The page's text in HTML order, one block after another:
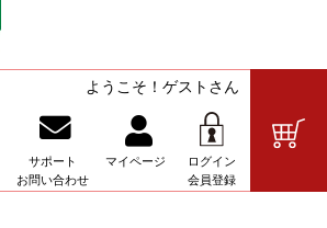
ようこそ！ゲストさん
サポート
お問い合わせ
マイページ
ログイン
会員登録